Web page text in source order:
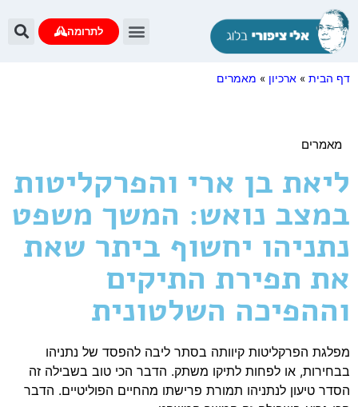
לתרומה
דף הבית » ארכיון » מאמרים
מאמרים
ליאת בן ארי והפרקליטות
במצב נואש: המשך משפט
נתניהו יחשוף ביתר שאת
את תפירת התיקים
וההפיכה השלטונית
מפלגת הפרקליטות קיוותה בסתר ליבה להפסד של נתניהו
בבחירות, או לפחות לתיקו משתק. הדבר הכי טוב בשבילה זה
הסדר טיעון לנתניהו תמורת פרישתו מהחיים הפוליטיים. הדבר